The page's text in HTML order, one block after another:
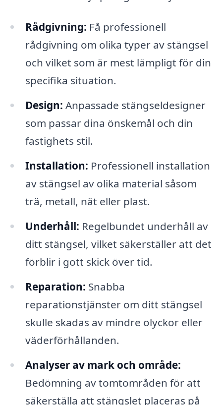
Rådgivning: Få professionell
rådgivning om olika typer av stängsel
och vilket som är mest lämpligt för din
specifika situation.
Design: Anpassade stängseldesigner
som passar dina önskemål och din
fastighets stil.
Installation: Professionell installation
av stängsel av olika material såsom
trä, metall, nät eller plast.
Underhåll: Regelbundet underhåll av
ditt stängsel, vilket säkerställer att det
förblir i gott skick över tid.
Reparation: Snabba
reparationstjänster om ditt stängsel
skulle skadas av mindre olyckor eller
väderförhållanden.
Analyser av mark och område:
Bedömning av tomtområden för att
säkerställa att stängslet placeras på